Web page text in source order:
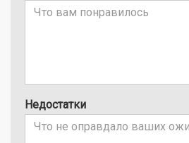
Недостатки